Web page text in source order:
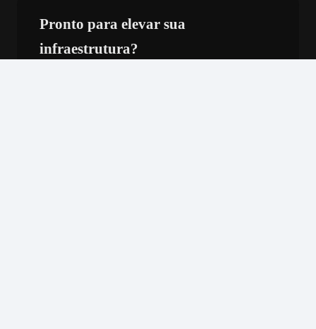
Pronto para elevar sua
infraestrutura?